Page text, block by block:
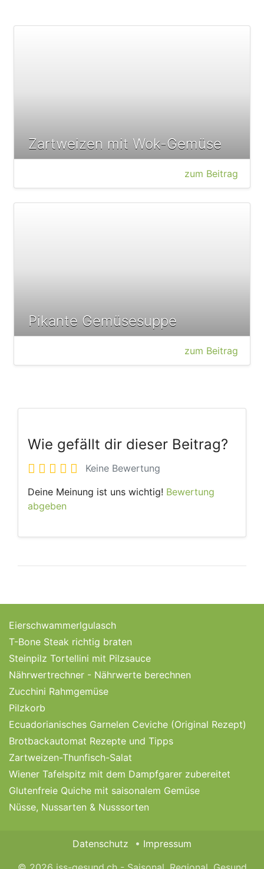
Zartweizen mit Wok-Gemüse
zum Beitrag
Pikante Gemüsesuppe
zum Beitrag
Wie gefällt dir dieser Beitrag?
Keine Bewertung
Deine Meinung ist uns wichtig! Bewertung
abgeben
Eierschwammerlgulasch
T-Bone Steak richtig braten
Steinpilz Tortellini mit Pilzsauce
Nährwertrechner - Nährwerte berechnen
Zucchini Rahmgemüse
Pilzkorb
Ecuadorianisches Garnelen Ceviche (Original Rezept)
Brotbackautomat Rezepte und Tipps
Zartweizen-Thunfisch-Salat
Wiener Tafelspitz mit dem Dampfgarer zubereitet
Glutenfreie Quiche mit saisonalem Gemüse
Nüsse, Nussarten & Nusssorten
Datenschutz
Impressum